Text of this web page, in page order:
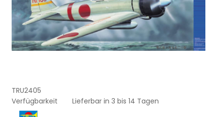
TRU2405
Verfügbarkeit
Lieferbar in 3 bis 14 Tagen